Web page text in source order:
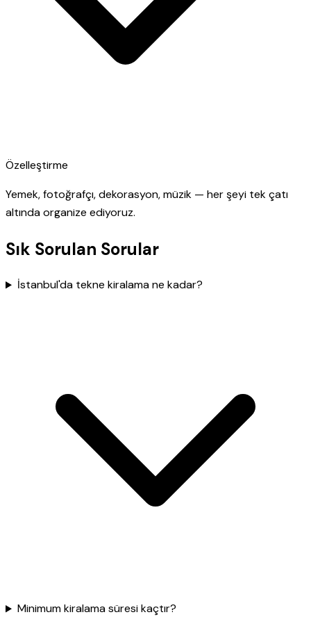
Özelleştirme
Yemek, fotoğrafçı, dekorasyon, müzik — her şeyi tek çatı
altında organize ediyoruz.
Sık Sorulan Sorular
İstanbul'da tekne kiralama ne kadar?
Minimum kiralama süresi kaçtır?